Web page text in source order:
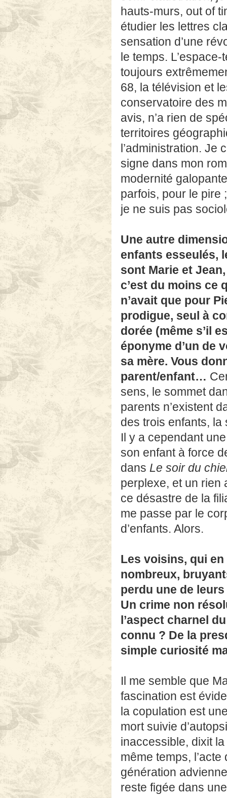
hauts-murs, out of
étudier les lettres
sensation d’une
le temps.
toujours
68, la télévision et
conservatoire des
avis, n’a rien de
territoires
l’administration. Je
signe dans mon
modernité
parfois, pour le pire
je ne suis pas
Une autre
enfants esseulés,
sont Marie et
c’est du moins ce
n’avait que pour
prodigue, seul à
dorée (même s’il
éponyme d’un de
sa mère. Vous
parent/enfant…
sens, le sommet
parents n’existent
des trois enfants,
Il y a cependant
son enfant à force
dans Le soir du
perplexe, et un rien
ce désastre de la
me passe par le
d’enfants. Alors.
Les voisins, qui
nombreux,
perdu une de
Un crime non
l’aspect charnel
connu ? De la
simple curiosité
Il me semble que
fascination est
la copulation est
mort suivie
inaccessible, dixit
même temps,
génération
reste figée dans